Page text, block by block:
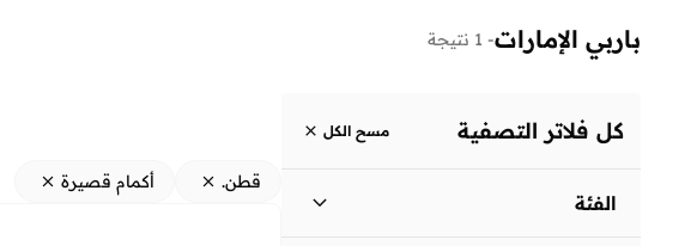
باربي الإمارات- 1 نتيجة
كل فلاتر التصفية مسح الكل
الفئة
قطن. أكمام قصيرة